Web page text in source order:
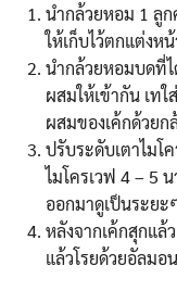
นำกล้วยหอม 1 ลูก
ให้เก็บไว้ตกแต่งหน้
นำกล้วยหอมบดที่
ผสมให้เข้ากัน เท
ผสมของเค้กด้วย
ปรับระดับเตาไมโ
ไมโครเวฟ 4 – 5
ออกมาดูเป็นระยะ
หลังจากเค้กสุกแล้
แล้วโรยด้วยอัลมอ